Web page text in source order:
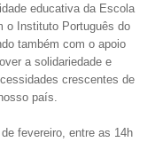
educativa da Escola
o Instituto Português do
também com o apoio
a solidariedade e
crescentes de
país.
fevereiro, entre as 14h